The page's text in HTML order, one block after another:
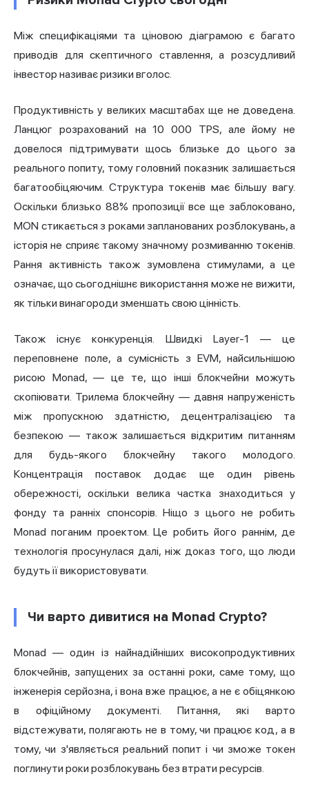
Між специфікаціями та ціновою діаграмою є багато
приводів для скептичного ставлення, а розсудливий
інвестор називає ризики вголос.
Продуктивність у великих масштабах ще не доведена.
Ланцюг розрахований на 10 000 TPS, але йому не
довелося підтримувати щось близьке до цього за
реального попиту, тому головний показник залишається
багатообіцяючим. Структура токенів має більшу вагу.
Оскільки близько 88% пропозиції все ще заблоковано,
MON стикається з роками запланованих розблокувань, а
історія не сприяє такому значному розмиванню токенів.
Рання активність також зумовлена стимулами, а це
означає, що сьогоднішнє використання може не вижити,
як тільки винагороди зменшать свою цінність.
Також існує конкуренція. Швидкі Layer-1 — це
переповнене поле, а сумісність з EVM, найсильнішою
рисою Monad, — це те, що інші блокчейни можуть
скопіювати. Трилема блокчейну — давня напруженість
між пропускною здатністю, децентралізацією та
безпекою — також залишається відкритим питанням
для будь-якого блокчейну такого молодого.
Концентрація поставок додає ще один рівень
обережності, оскільки велика частка знаходиться у
фонду та ранніх спонсорів. Ніщо з цього не робить
Monad поганим проектом. Це робить його раннім, де
технологія просунулася далі, ніж доказ того, що люди
будуть її використовувати.
Чи варто дивитися на Monad Crypto?
Monad — один із найнадійніших високопродуктивних
блокчейнів, запущених за останні роки, саме тому, що
інженерія серйозна, і вона вже працює, а не є обіцянкою
в офіційному документі. Питання, які варто
відстежувати, полягають не в тому, чи працює код, а в
тому, чи з'являється реальний попит і чи зможе токен
поглинути роки розблокувань без втрати ресурсів.